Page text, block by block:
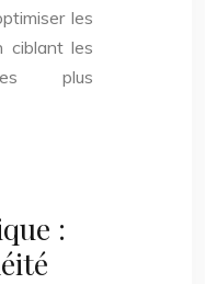
les
ciblant les
plus
: